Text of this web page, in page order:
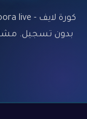
بدون تسجيل.